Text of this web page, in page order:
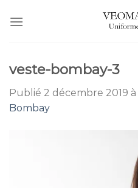
au
veste-bombay-3
Publié 2 décembre 2019 à
Bombay